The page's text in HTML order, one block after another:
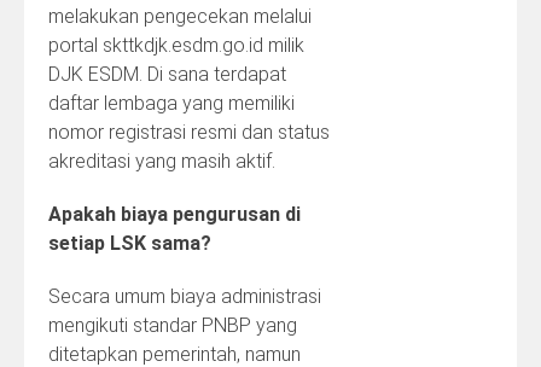
melakukan pengecekan melalui
portal skttkdjk.esdm.go.id milik
DJK ESDM. Di sana terdapat
daftar lembaga yang memiliki
nomor registrasi resmi dan status
akreditasi yang masih aktif.
Apakah biaya pengurusan di
setiap LSK sama?
Secara umum biaya administrasi
mengikuti standar PNBP yang
ditetapkan pemerintah, namun